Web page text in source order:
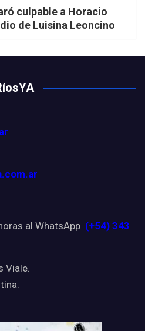
culpable a Horacio
de Luisina Leoncino
al WhatsApp (+54) 343
Viale.